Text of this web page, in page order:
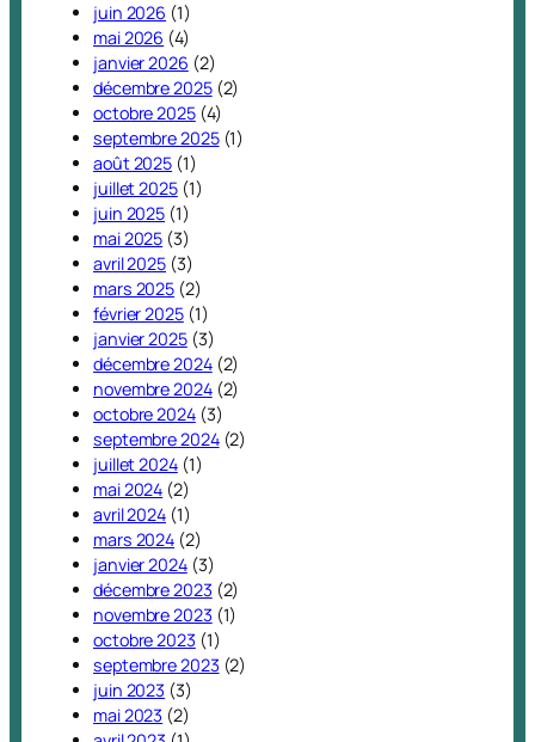
juin 2026 (1)
mai 2026 (4)
janvier 2026 (2)
décembre 2025(2)
octobre 2025(4)
septembre 2025(1)
août 2025 (1)
juillet 2025(1)
juin 2025 (1)
mai 2025 (3)
avril 2025 (3)
mars 2025 (2)
février 2025(1)
janvier 2025(3)
décembre 2024(2)
novembre 2024(2)
octobre 2024(3)
septembre 2024(2)
juillet 2024(1)
mai 2024 (2)
avril 2024 (1)
mars 2024 (2)
janvier 2024(3)
décembre 2023 (2)
novembre 2023 (1)
octobre 2023 (1)
septembre 2023 (2)
juin 2023 (3)
mai 2023 (2)